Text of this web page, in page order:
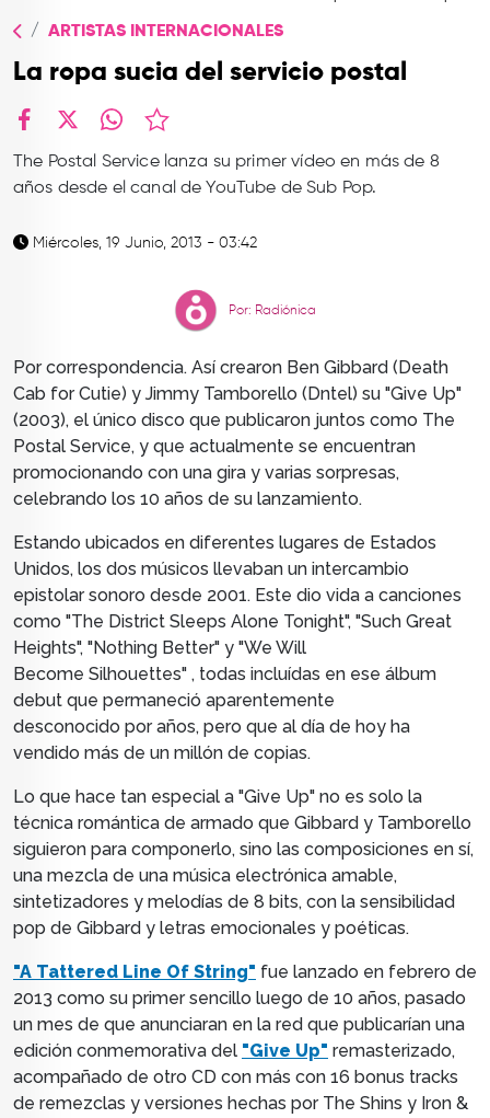
ARTISTAS INTERNACIONALES
La ropa sucia del servicio postal
The Postal Service lanza su primer vídeo en más de 8
años desde el canal de YouTube de Sub Pop.
Miércoles, 19 Junio, 2013 - 03:42
Por: Radiónica
Por correspondencia. Así crearon Ben Gibbard (Death
Cab for Cutie) y Jimmy Tamborello (Dntel) su "Give Up"
(2003), el único disco que publicaron juntos como The
Postal Service, y que actualmente se encuentran
promocionando con una gira y varias sorpresas,
celebrando los 10 años de su lanzamiento.
Estando ubicados en diferentes lugares de Estados
Unidos, los dos músicos llevaban un intercambio
epistolar sonoro desde 2001. Este dio vida a canciones
como "The District Sleeps Alone Tonight", "Such Great
Heights", "Nothing Better" y "We Will
Become Silhouettes" , todas incluídas en ese álbum
debut que permaneció aparentemente
desconocido por años, pero que al día de hoy ha
vendido más de un millón de copias.
Lo que hace tan especial a "Give Up" no es solo la
técnica romántica de armado que Gibbard y Tamborello
siguieron para componerlo, sino las composiciones en sí,
una mezcla de una música electrónica amable,
sintetizadores y melodías de 8 bits, con la sensibilidad
pop de Gibbard y letras emocionales y poéticas.
"A Tattered Line Of String" fue lanzado en febrero de
2013 como su primer sencillo luego de 10 años, pasado
un mes de que anunciaran en la red que publicarían una
edición conmemorativa del "Give Up" remasterizado,
acompañado de otro CD con más con 16 bonus tracks
de remezclas y versiones hechas por The Shins y Iron &